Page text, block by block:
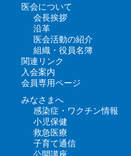
医会について
会長挨拶
沿革
医会活動の紹介
組織・役員名簿
関連リンク
入会案内
会員専用ページ
みなさまへ
感染症・ワクチン情報
小児保健
救急医療
子育て通信
公開講座